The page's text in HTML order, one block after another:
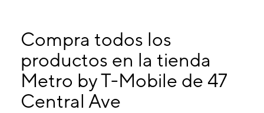
Jueves:
10:00 a. m. a 7:00 p. m.
Viernes: 10:00 a. m. a 7:00 p. m.
Sábado:10:00 a. m. a 7:00 p. m.
47 Central Ave East Orange, NJ 07018
Compra todos los
productos en la tienda
Metro by T-Mobile de 47
Central Ave